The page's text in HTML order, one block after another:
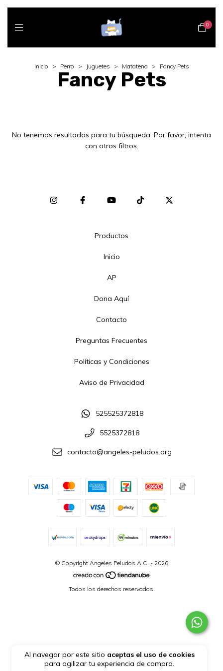
0
Al navegar por este sitio aceptas el uso de cookies
para agilizar tu experiencia de compra.
Inicio > Perro > Juguetes > Matatena > Fancy Pets
Fancy Pets
No tenemos resultados para tu búsqueda. Por favor, intenta
con otros filtros.
Productos
Inicio
AP
Dona Aquí
Contacto
Preguntas Frecuentes
Políticas y Condiciones
Aviso de Privacidad
525525372818
5525372818
contacto@angeles-peludos.org
© Copyright Angeles Peludos A.C. - 2026
Todos los derechos reservados.